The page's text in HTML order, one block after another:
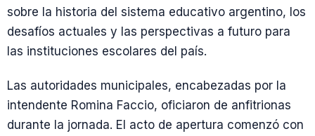
sobre la historia del sistema educativo argentino, los
desafíos actuales y las perspectivas a futuro para
las instituciones escolares del país.
Las autoridades municipales, encabezadas por la
intendente Romina Faccio, oficiaron de anfitrionas
durante la jornada. El acto de apertura comenzó con